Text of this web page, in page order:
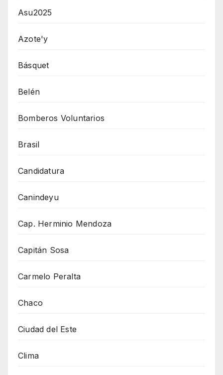
Asu2025
Azote'y
Básquet
Belén
Bomberos Voluntarios
Brasil
Candidatura
Canindeyu
Cap. Herminio Mendoza
Capitán Sosa
Carmelo Peralta
Chaco
Ciudad del Este
Clima